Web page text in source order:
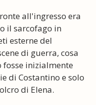
all'ingresso era
il sarcofago in
esterne del
di guerra, cosa
fosse inizialmente
di Costantino e solo
di Elena.